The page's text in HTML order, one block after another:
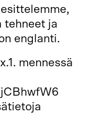
tehneet ja
englanti.
mennessä